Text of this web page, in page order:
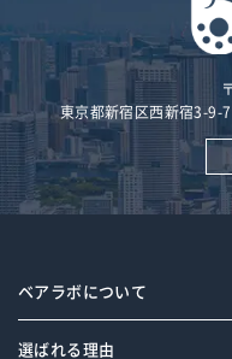
東京都新宿区西新宿3-9-
ベアラボについて
選ばれる理由